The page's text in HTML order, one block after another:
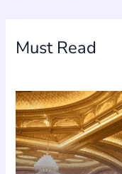
Must Read